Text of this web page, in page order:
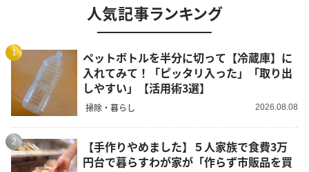
人気記事ランキング
1
ペットボトルを半分に切って【冷蔵庫】に
入れてみて！「ピッタリ入った」「取り出
しやすい」【活用術3選】
掃除・暮らし 2026.08.08
2
【手作りやめました】５人家族で食費3万
円台で暮らすわが家が「作らず市販品を買